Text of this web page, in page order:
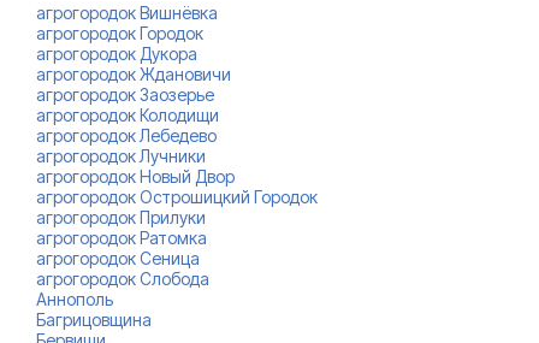
агрогородок Вишнёвка
агрогородок Городок
агрогородок Дукора
агрогородок Ждановичи
агрогородок Заозерье
агрогородок Колодищи
агрогородок Лебедево
агрогородок Лучники
агрогородок Новый Двор
агрогородок Острошицкий Городок
агрогородок Прилуки
агрогородок Ратомка
агрогородок Сеница
агрогородок Слобода
Аннополь
Багрицовщина